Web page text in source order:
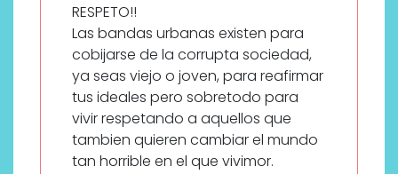
RESPETO!!
Las bandas urbanas existen para
cobijarse de la corrupta sociedad,
ya seas viejo o joven, para reafirmar
tus ideales pero sobretodo para
vivir respetando a aquellos que
tambien quieren cambiar el mundo
tan horrible en el que vivimor.